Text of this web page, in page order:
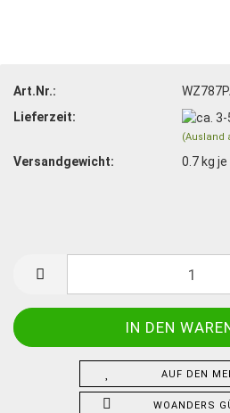
Art.Nr.:
Lieferzeit:
(Ausland
Versandgewicht: 0.7 kg
AUF DEN
WOANDERS